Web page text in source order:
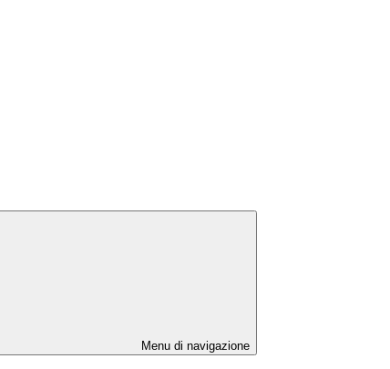
Menu di navigazione